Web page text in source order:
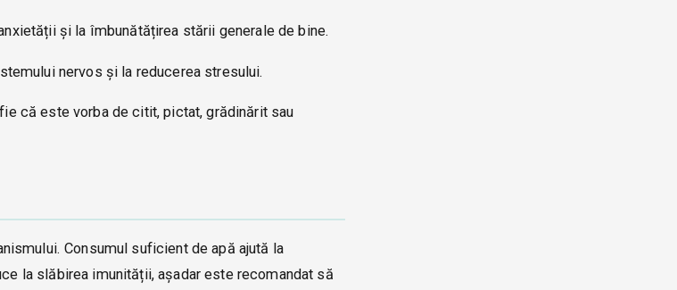
și la îmbunătățirea stării generale de bine.
nervos și la reducerea stresului.
că este vorba de citit, pictat, grădinărit sau
Consumul suficient de apă ajută la
la slăbirea imunității, așadar este recomandat să